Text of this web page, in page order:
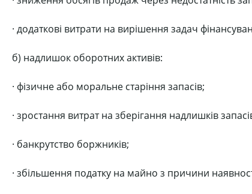
· додаткові витрати на вирішення задач
б) надлишок оборотних активів:
· фізичне або моральне старіння запасів;
· зростання витрат на зберігання надлишків
· банкрутство боржників;
· збільшення податку на майно з причини